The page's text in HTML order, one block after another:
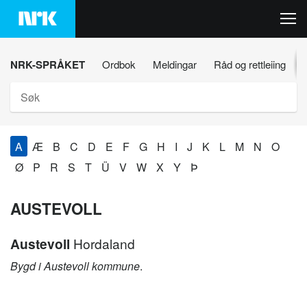
Hopp
innhaldet
NRK-SPRÅKET Ordbok Meldingar Råd og rettleiing
A Æ B C D E F G H I J K L M N
O
Ø
P R S T Ü V W X Y Þ
AUSTEVOLL
Austevoll Hordaland
Bygd i Austevoll kommune.